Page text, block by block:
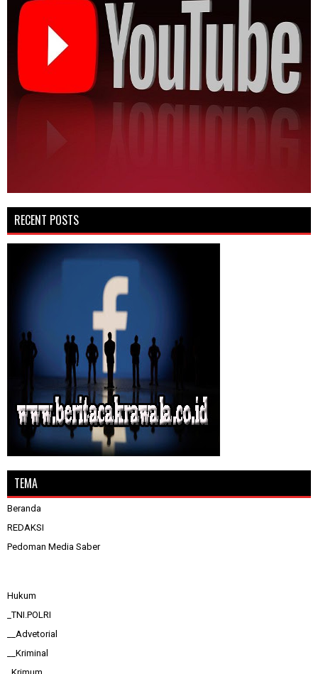
RECENT POSTS
TEMA
Beranda
REDAKSI
Pedoman Media Saber
Hukum
_TNI.POLRI
__Advetorial
__Kriminal